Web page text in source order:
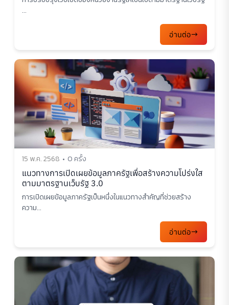
...
อ่านต่อ
15 พ.ค. 2568 0 ครั้ง
แนวทางการเปิดเผยข้อมูลภาครัฐเพื่อสร้างความโปร่งใส
ตามมาตรฐานเว็บรัฐ 3.0
การเปิดเผยข้อมูลภาครัฐเป็นหนึ่งในแนวทางสำคัญที่ช่วยสร้าง
ความ...
อ่านต่อ